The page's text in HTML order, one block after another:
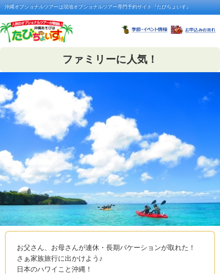
沖縄オプショナルツアーは現地オプショナルツアー専門予約サイト『たびちょいす』
ファミリーに人気！
お父さん、お母さんが連休・長期バケーションが取れた！
さぁ家族旅行に出かけよう♪
日本のハワイこと沖縄！